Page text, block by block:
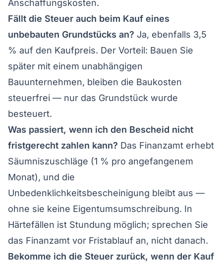
Anschaffungskosten.
Fällt die Steuer auch beim Kauf eines
unbebauten Grundstücks an? Ja, ebenfalls 3,5
% auf den Kaufpreis. Der Vorteil: Bauen Sie
später mit einem unabhängigen
Bauunternehmen, bleiben die Baukosten
steuerfrei — nur das Grundstück wurde
besteuert.
Was passiert, wenn ich den Bescheid nicht
fristgerecht zahlen kann? Das Finanzamt erhebt
Säumniszuschläge (1 % pro angefangenem
Monat), und die
Unbedenklichkeitsbescheinigung bleibt aus —
ohne sie keine Eigentumsumschreibung. In
Härtefällen ist Stundung möglich; sprechen Sie
das Finanzamt vor Fristablauf an, nicht danach.
Bekomme ich die Steuer zurück, wenn der Kauf